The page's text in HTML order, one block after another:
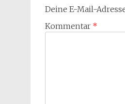
Deine E-Mail-
Kommentar *